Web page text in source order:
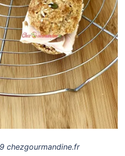
chezgourmandine.fr